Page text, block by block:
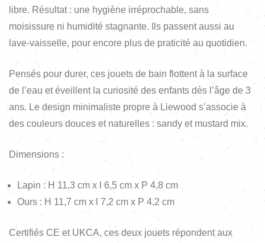
libre. Résultat : une hygiène irréprochable, sans
moisissure ni humidité stagnante. Ils passent aussi au
lave-vaisselle, pour encore plus de praticité au quotidien.
Pensés pour durer, ces jouets de bain flottent à la surface
de l’eau et éveillent la curiosité des enfants dès l’âge de 3
ans. Le design minimaliste propre à Liewood s’associe à
des couleurs douces et naturelles : sandy et mustard mix.
Dimensions :
Lapin : H 11,3 cm x l 6,5 cm x P 4,8 cm
Ours : H 11,7 cm x l 7,2 cm x P 4,2 cm
Certifiés CE et UKCA, ces deux jouets répondent aux